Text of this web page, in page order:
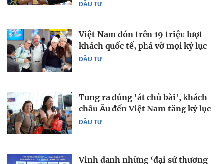
ĐẦU TƯ
ĐẦU TƯ
Việt Nam đón trên 19 triệu lượt
khách quốc tế, phá vỡ mọi kỷ lục
ĐẦU TƯ
Tung ra đúng 'át chủ bài', khách
châu Âu đến Việt Nam tăng kỷ lục
Vinh danh những ‘đại sứ thương